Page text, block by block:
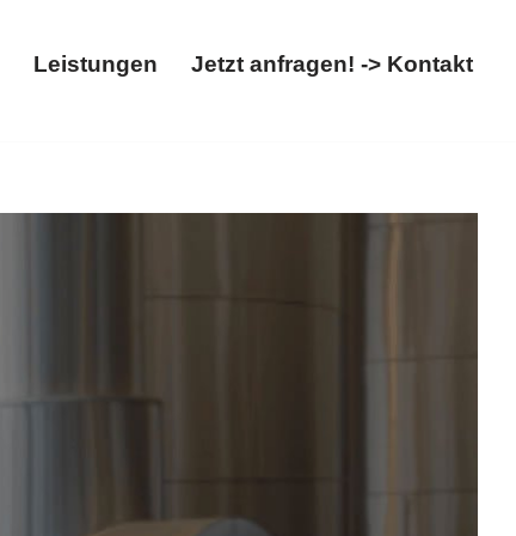
Leistungen Jetzt anfragen! -> Kontakt